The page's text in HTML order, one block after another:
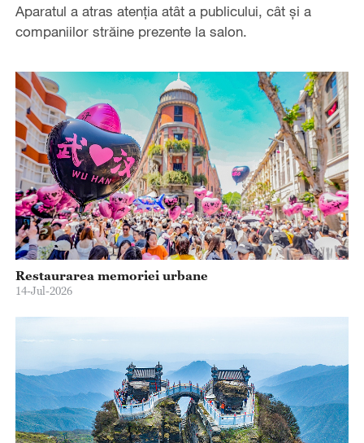
Aparatul a atras atenția atât a publicului, cât și a
companiilor străine prezente la salon.
Restaurarea memoriei urbane
14-Jul-2026